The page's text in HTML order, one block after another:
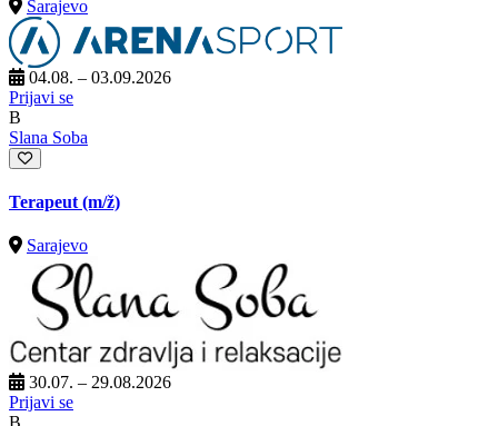
Sarajevo
04.08. – 03.09.2026
Prijavi se
B
Slana Soba
Terapeut (m/ž)
Sarajevo
30.07. – 29.08.2026
Prijavi se